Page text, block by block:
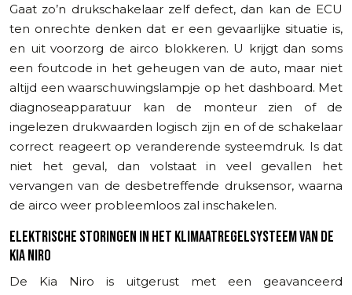
Gaat zo’n drukschakelaar zelf defect, dan kan de ECU
ten onrechte denken dat er een gevaarlijke situatie is,
en uit voorzorg de airco blokkeren. U krijgt dan soms
een foutcode in het geheugen van de auto, maar niet
altijd een waarschuwingslampje op het dashboard. Met
diagnoseapparatuur kan de monteur zien of de
ingelezen drukwaarden logisch zijn en of de schakelaar
correct reageert op veranderende systeemdruk. Is dat
niet het geval, dan volstaat in veel gevallen het
vervangen van de desbetreffende druksensor, waarna
de airco weer probleemloos zal inschakelen.
ELEKTRISCHE STORINGEN IN HET KLIMAATREGELSYSTEEM VAN DE
KIA NIRO
De Kia Niro is uitgerust met een geavanceerd